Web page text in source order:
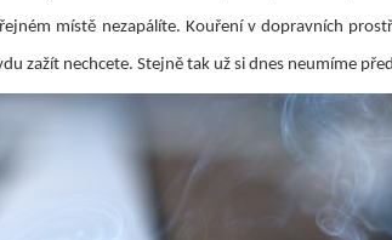
místě nezapálíte. Kouření v dopravních
zažít nechcete. Stejně tak už si dnes neumíme